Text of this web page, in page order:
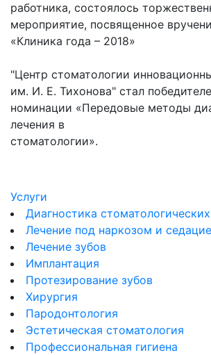
работника, состоялось
мероприятие, посвященное
«Клиника года – 2018»
"Центр стоматологии
им. И. Е. Тихонова" стал
номинации «Передовые методы
лечения в
стоматологии».
Услуги
Диагностика
Лечение под наркозом и
Лечение зубов
Имплантация
Протезирование зубов
Хирургия
Пародонтология
Эстетическая стоматология
Профессиональная гигиена